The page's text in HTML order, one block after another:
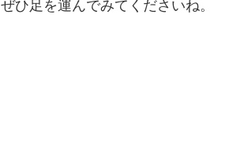
ひ足を運んでみてくださいね。